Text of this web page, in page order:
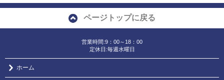
ページトップに戻る
営業時間:9：00～18：00
定休日:毎週水曜日
ホーム